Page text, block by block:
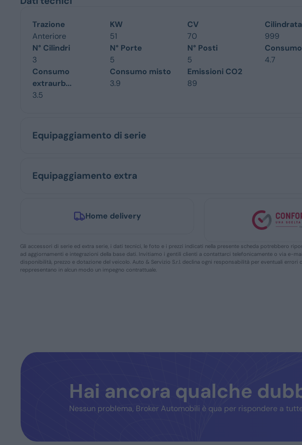
Trazione
Anteriore
KW
51
CV
70
Cilindrata
999
N° Cilindri
3
N° Porte
5
N° Posti
5
4.7
Consumo
extraurb...
3.5
Consumo misto
3.9
Emissioni CO2
89
Equipaggiamento di serie
Equipaggiamento extra
Home delivery
Gli accessori di serie ed extra serie, i dati tecnici, le foto e i prezzi indicati nella presente scheda potrebbero
ad aggiornamenti e integrazioni della base dati. Invitiamo i gentili clienti a contattarci telefonicamente o via e-
disponibilità, prezzo e dotazione del veicolo. Auto & Servizio S.r.l. declina ogni responsabilità per eventuali errori
reppresentano in alcun modo un impegno contrattuale.
Hai ancora qualche
Nessun problema, Broker Automobili è qua per rispondere a